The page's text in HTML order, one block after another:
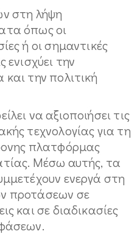
στη λήψη
όπως οι
ή οι σημαντικές
ενισχύει την
την πολιτική
να αξιοποιήσει τις
τεχνολογίας για τη
πλατφόρμας
Μέσω αυτής, τα
ενεργά στη
προτάσεων σε
και σε διαδικασίες